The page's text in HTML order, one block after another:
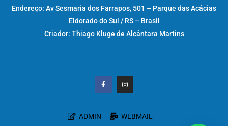
Endereço: Av Sesmaria dos Farrapos, 501 – Parque das Acácias
Eldorado do Sul / RS – Brasil
Criador: Thiago Kluge de Alcântara Martins
ADMIN WEBMAIL